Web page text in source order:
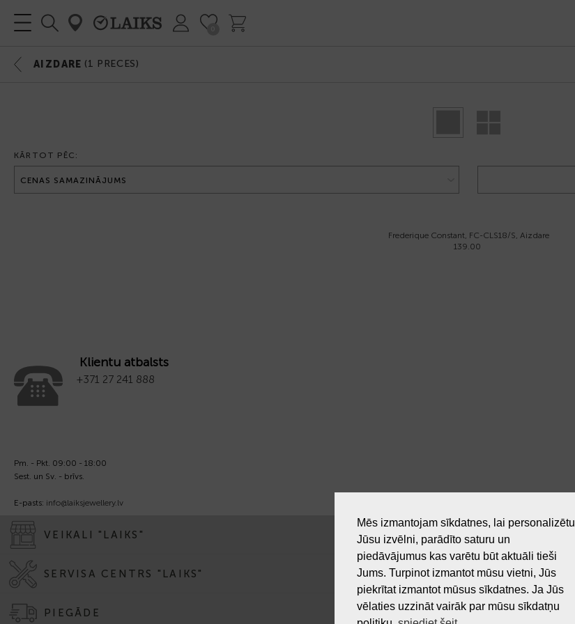
AIZDARE (1 PRECES)
KĀRTOT PĒC:
Frederique Constant, FC-CLS18/S, Aizdare
139.00
Klientu atbalsts
+371 27 241 888
Pm. - Pkt. 09:00 - 18:00
Sest. un Sv. - brīvs.
E-pasts: info@laiksjewellery.lv
VEIKALI "LAIKS"
SERVISA CENTRS "LAIKS"
PIEGĀDE
Mēs izmantojam sīkdatnes, lai personalizētu
Jūsu izvēlni, parādīto saturu un
piedāvājumus kas varētu būt aktuāli tieši
Jums. Turpinot izmantot mūsu vietni, Jūs
piekrītat izmantot mūsus sīkdatnes. Ja Jūs
vēlaties uzzināt vairāk par mūsu sīkdatņu